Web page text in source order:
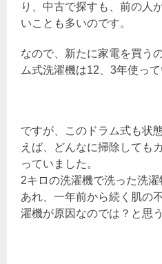
り、中古で探すも、前の人
いことも多いのです。
なので、新たに家電を買う
ム式洗濯機は12、3年使って
ですが、このドラム式も状
えば、どんなに掃除しても
っていました。
2キロの洗濯機で洗った洗濯
あれ、一年前から続く肌の
濯機が原因なのでは？と思